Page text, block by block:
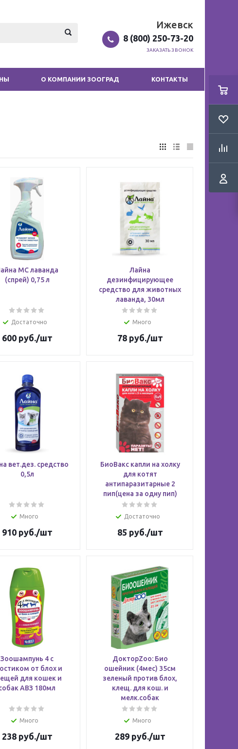
Ижевск
8 (800) 250-73-20
ЗАКАЗАТЬ ЗВОНОК
О КОМПАНИИ ЗООГРАД КОНТАКТЫ
МС лаванда
(спрей) 0,75 л
Достаточно
600руб./шт
Лайна
дезинфицирующее
средство для животных
лаванда, 30мл
Много
78руб./шт
вет.дез. средство
0,5л
Много
910руб./шт
БиоВакс капли на холку
для котят
антипаразитарные 2
пип(цена за одну пип)
Достаточно
85 руб./шт
Зоошампунь 4 с
от блох и
для кошек и
АВЗ 180мл
Много
238руб./шт
ДокторZoo: Био
ошейник (4мес) 35см
зеленый против блох,
клещ. для кош. и
мелк.собак
Много
289руб./шт